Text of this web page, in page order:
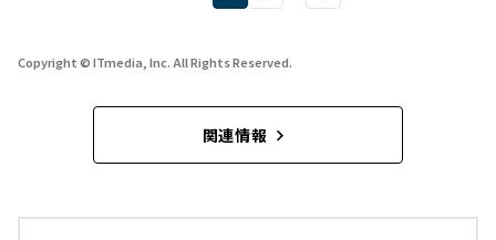
Copyright © ITmedia, Inc. All Rights Reserved.
関連情報